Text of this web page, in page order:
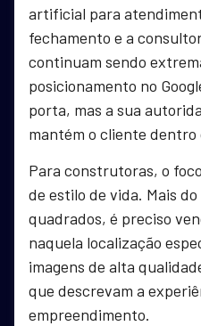
artificial para
fechamento e a
continuam sendo
posicionamento no
porta, mas a sua
mantém o cliente dentro
Para construtoras, o
de estilo de vida. Mais
quadrados, é preciso
naquela localização
imagens de alta
que descrevam a
empreendimento.